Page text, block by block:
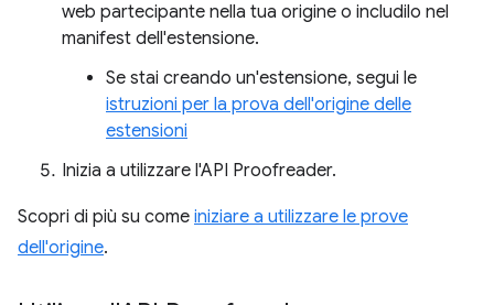
web partecipante nella tua origine o includilo nel
manifest dell'estensione.
Se stai creando un'estensione, segui le
istruzioni per la prova dell'origine delle
estensioni
Inizia a utilizzare l'API Proofreader.
Scopri di più su come iniziare a utilizzare le prove
dell'origine.